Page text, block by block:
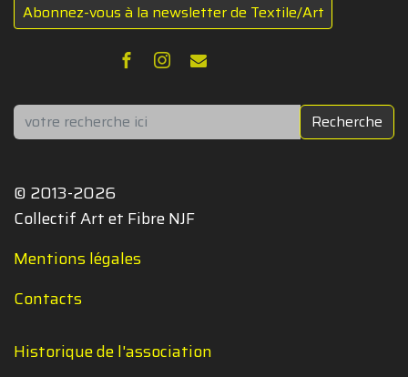
Abonnez-vous à la newsletter de Textile/Art
Rechercher Recherche
© 2013-2026
Collectif Art et Fibre NJF
Mentions légales
Contacts
Historique de l'association